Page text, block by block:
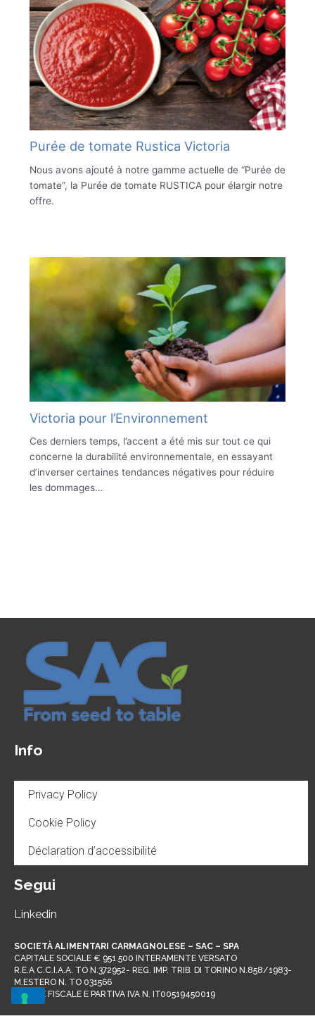
Purée de tomate Rustica Victoria
Nous avons ajouté à notre gamme actuelle de “Purée de
tomate”, la Purée de tomate RUSTICA pour élargir notre
offre.
Victoria pour l’Environnement
Ces derniers temps, l’accent a été mis sur tout ce qui
concerne la durabilité environnementale, en essayant
d’inverser certaines tendances négatives pour réduire
les dommages…
Info
Privacy Policy
Cookie Policy
Déclaration d’accessibilité
Segui
Linkedin
SOCIETÀ ALIMENTARI CARMAGNOLESE – SAC – SPA
CAPITALE SOCIALE € 951.500 INTERAMENTE VERSATO
R.E.A C.C.I.A.A. TO N.372952- REG. IMP. TRIB. DI TORINO N.858/1983-
M.ESTERO N. TO 031566
CODICE FISCALE E PARTIVA IVA N. IT00519450019